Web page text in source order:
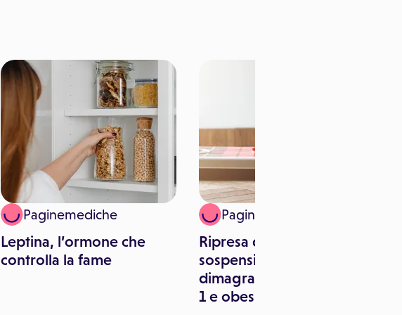
Paginemediche
Leptina, l’ormone che
controlla la fame
Paginemediche
Ripresa di peso dopo
sospensione dei farmaci
dimagranti: studio su GLP-
1 e obesità